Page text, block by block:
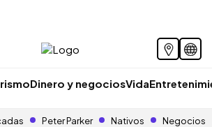
Dinero y negociosVida
Peter Parker Nativos Negocios